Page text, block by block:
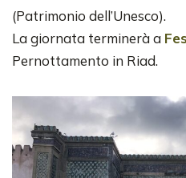
(Patrimonio dell’Unesco).
La giornata terminerà a Fes
Pernottamento in Riad.